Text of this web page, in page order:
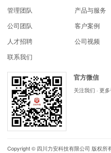
管理团队
公司团队
人才招聘
联系我们
产品与服务
客户案例
公司视频
官方微信
关注我们 · 更
Copyright © 四川力安科技有限公司 版权所